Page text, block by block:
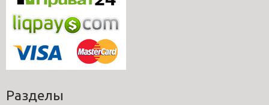
Разделы